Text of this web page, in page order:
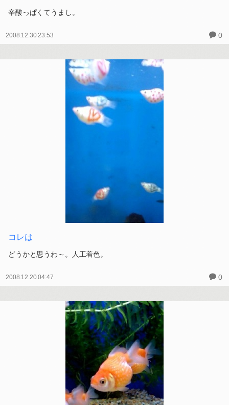
辛酸っぱくてうまし。
2008.12.30 23:53 0
コレは
どうかと思うわ～。人工着色。
2008.12.20 04:47 0